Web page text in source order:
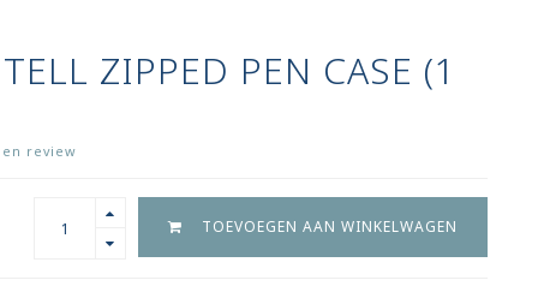
ZIPPED PEN CASE (1
review
TOEVOEGEN AAN WINKELWAGEN